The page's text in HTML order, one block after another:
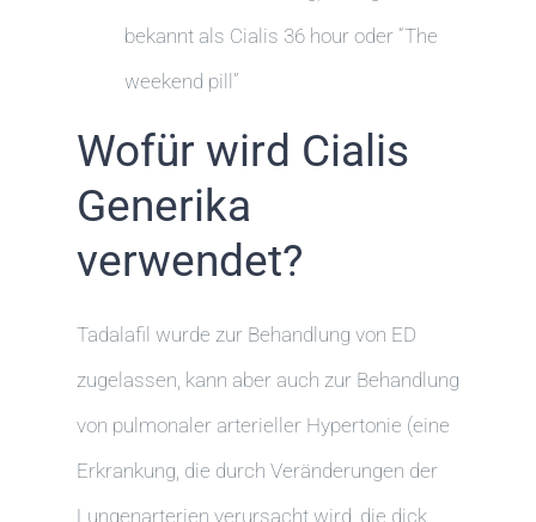
bekannt als Cialis 36 hour oder “The
weekend pill”
Wofür wird Cialis
Generika
verwendet?
Tadalafil wurde zur Behandlung von ED
zugelassen, kann aber auch zur Behandlung
von pulmonaler arterieller Hypertonie (eine
Erkrankung, die durch Veränderungen der
Lungenarterien verursacht wird, die dick